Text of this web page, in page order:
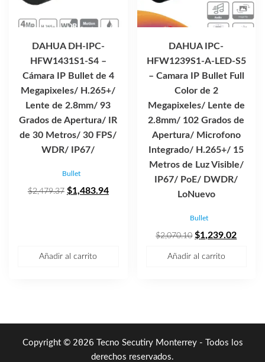
DAHUA DH-IPC-
HFW1431S1-S4 –
Cámara IP Bullet de 4
Megapixeles/ H.265+/
Lente de 2.8mm/ 93
Grados de Apertura/ IR
de 30 Metros/ 30 FPS/
WDR/ IP67/
Bullet
$2,479.37 El
$1,483.94El
Añadir al carrito
DAHUA IPC-
HFW1239S1-A-LED-S5
– Camara IP Bullet Full
Color de 2
Megapixeles/ Lente de
2.8mm/ 102 Grados de
Apertura/ Microfono
Integrado/ H.265+/ 15
Metros de Luz Visible/
IP67/ PoE/ DWDR/
LoNuevo
Bullet
$2,070.10 El
$1,239.02El
Añadir al carrito
Copyright © 2026 Tecno Secutiry Monterrey - Todos los
derechos reservados.